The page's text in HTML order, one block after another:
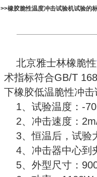
>>橡胶脆性温度冲击试验机试验的
北京雅士林橡脆性
术指标符合GB/T
下橡胶低温脆性冲
1、试验温度：-
2、冲击速度：
3、恒温后，试验
4、冲击器中心到
5、外型尺寸：